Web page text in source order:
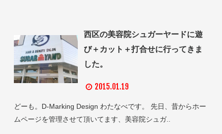
西区の美容院シュガーヤードに遊
び＋カット＋打合せに行ってきま
した。
2015.01.19
どーも。D-Marking Design わたなべです。 先日、昔からホー
ムページを管理させて頂いてます、美容院シュガ..